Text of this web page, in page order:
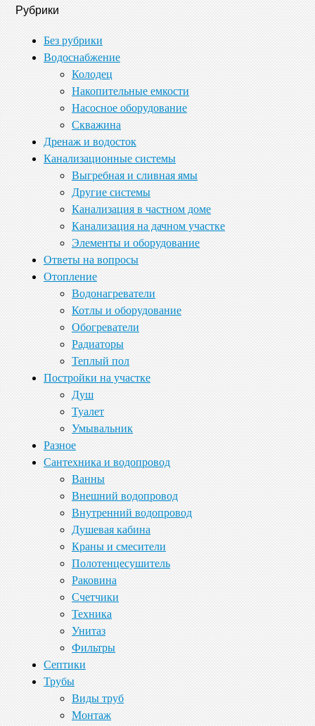
Рубрики
Без рубрики
Водоснабжение
Колодец
Накопительные емкости
Насосное оборудование
Скважина
Дренаж и водосток
Канализационные системы
Выгребная и сливная ямы
Другие системы
Канализация в частном доме
Канализация на дачном участке
Элементы и оборудование
Ответы на вопросы
Отопление
Водонагреватели
Котлы и оборудование
Обогреватели
Радиаторы
Теплый пол
Постройки на участке
Душ
Туалет
Умывальник
Разное
Сантехника и водопровод
Ванны
Внешний водопровод
Внутренний водопровод
Душевая кабина
Краны и смесители
Полотенцесушитель
Раковина
Счетчики
Техника
Унитаз
Фильтры
Септики
Трубы
Виды труб
Монтаж